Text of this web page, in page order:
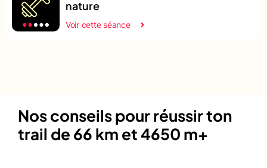
nature
Voir cette séance
Nos conseils pour réussir ton
trail de 66 km et 4650 m+